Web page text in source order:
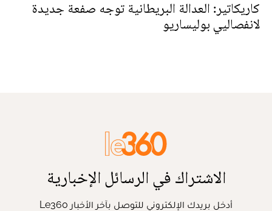
كاريكاتير: العدالة البريطانية توجه صفعة جديدة
لانفصاليي بوليساريو
الاشتراك في الرسائل الإخبارية
أدخل بريدك الإلكتروني للتوصل بآخر الأخبار Le360